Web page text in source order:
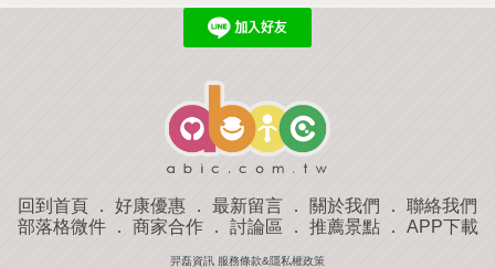
回到首頁 ． 好康優惠 ． 最新留言 ． 關於我們 ． 聯絡我們
部落格微件． 商家合作． 討論區 ． 推薦景點． APP下載
羿磊資訊 服務條款&隱私權政策